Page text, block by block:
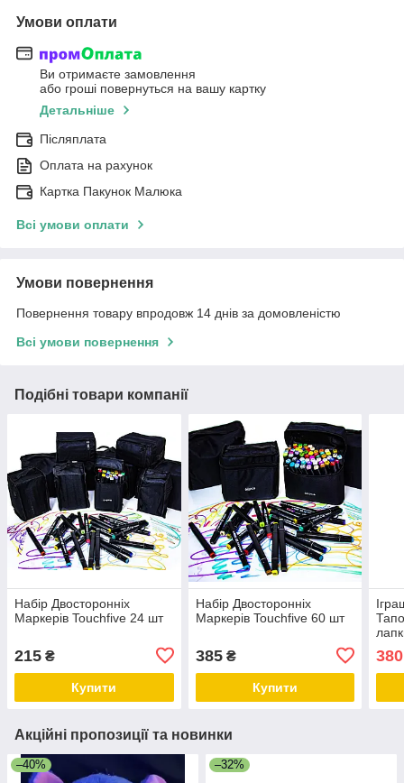
Умови оплати
Ви отримаєте замовлення
або гроші повернуться на вашу картку
Детальніше
Післяплата
Оплата на рахунок
Картка Пакунок Малюка
Всі умови оплати
Умови повернення
Повернення товару впродовж 14 днів за домовленістю
Всі умови повернення
Подібні товари компанії
Набір Двосторонніх
Маркерів Touchfive 24 шт
215 ₴
Купити
Набір Двосторонніх
Маркерів Touchfive 60 шт
385₴
Купити
380
Акційні пропозиції та новинки
–40% –32%